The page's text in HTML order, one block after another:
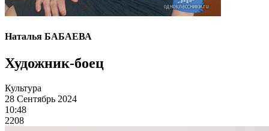
Наталья БАБАЕВА
Художник-боец
Культура
28 Сентябрь 2024
10:48
2208